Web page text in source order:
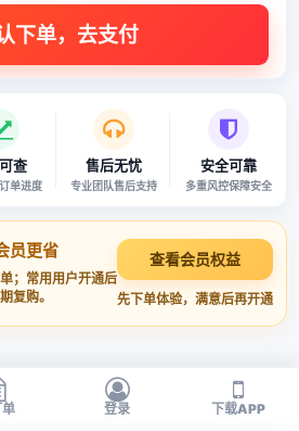
查
单进度
售后无忧
专业团队售后支持
安全可靠
多重风控保障安全
员更省
；常用用户开通后
复购。
查看会员权益
先下单体验，满意后再开通
登录 下载APP